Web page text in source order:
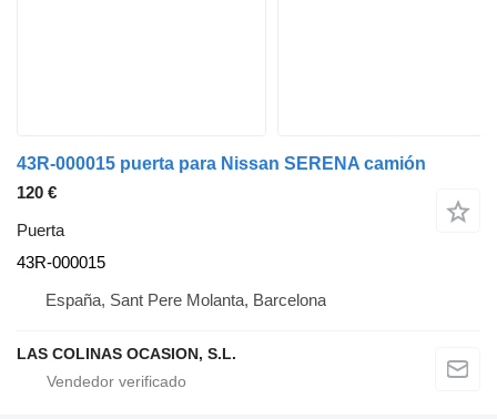
43R-000015 puerta para Nissan SERENA camión
120 €
Puerta
43R-000015
España, Sant Pere Molanta, Barcelona
LAS COLINAS OCASION, S.L.